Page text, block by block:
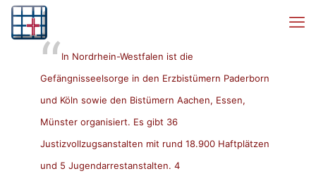
In Nordrhein-Westfalen ist die
Gefängnisseelsorge in den Erzbistümern Paderborn
und Köln sowie den Bistümern Aachen, Essen,
Münsterorganisiert. Es gibt 36
Justizvollzugsanstalten mit rund 18.900 Haftplätzen
und 5 Jugendarrestanstalten. 4